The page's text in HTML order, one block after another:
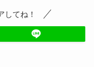
してね！